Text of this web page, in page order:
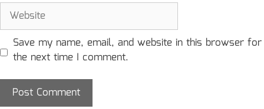
Website
Save my name, email, and website in this browser for
the next time I comment.